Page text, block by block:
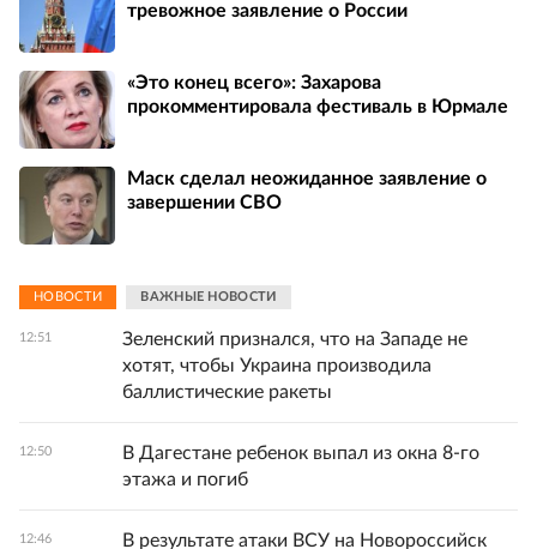
тревожное заявление о России
«Это конец всего»: Захарова
прокомментировала фестиваль в Юрмале
Маск сделал неожиданное заявление о
завершении СВО
НОВОСТИ ВАЖНЫЕ НОВОСТИ
12:51
Зеленский признался, что на Западе не
хотят, чтобы Украина производила
баллистические ракеты
12:50
В Дагестане ребенок выпал из окна 8-го
этажа и погиб
12:46 В результате атаки ВСУ на Новороссийск